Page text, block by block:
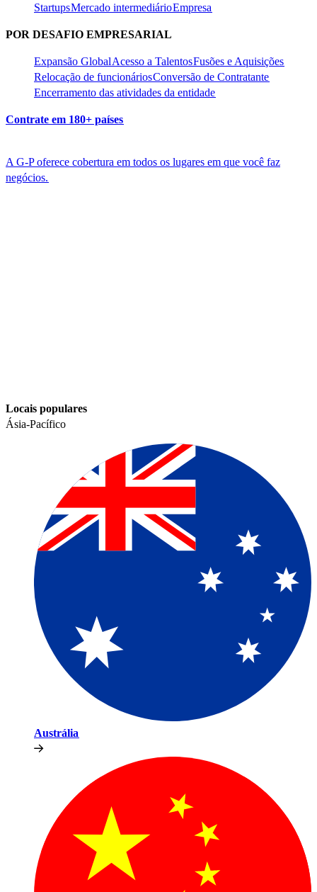
Startups​​Mercado intermediário​​Empresa​​
POR DESAFIO EMPRESARIAL​​
Expansão Global​​Acesso a Talentos​​Fusões e Aquisições​​
Relocação de funcionários​​Conversão de Contratante​​
Encerramento das atividades da entidade​​
Contrate em 180+ países​​
A G-P oferece cobertura em todos os lugares em que você faz
negócios.​​
Locais populares​​
Ásia-Pacífico​​
Austrália​​